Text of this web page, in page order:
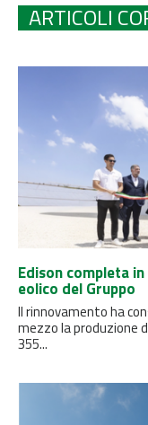
ARTICOLI
Edison completa
eolico del Gruppo
Il rinnovamento ha
mezzo la produzione
355...